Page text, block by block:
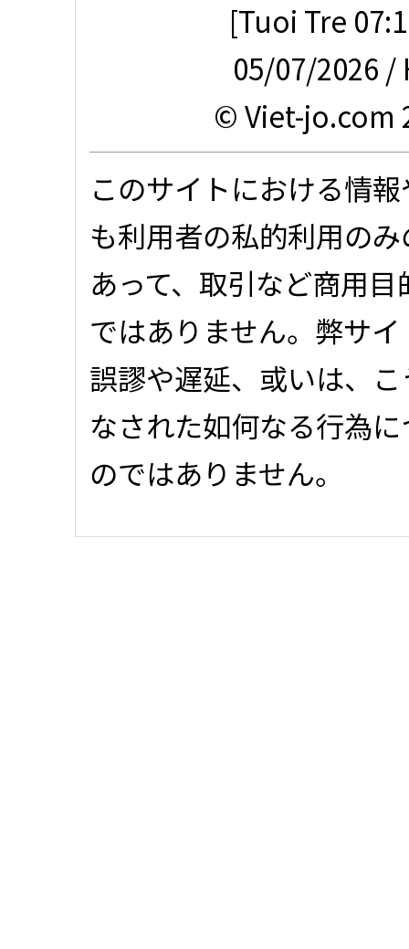
[Tuoi Tre
05/07/2026 /
© Viet-jo.com
このサイトにおける情
も利用者の私的利用の
あって、取引など商用
ではありません。弊サ
誤謬や遅延、或いは、
なされた如何なる行為
のではありません。